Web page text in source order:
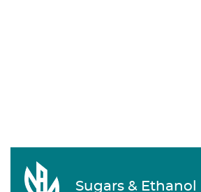
Sugars & Ethanol